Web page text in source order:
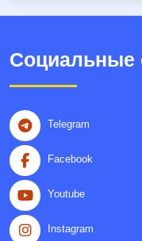
Социальные
Telegram
Facebook
Youtube
Instagram